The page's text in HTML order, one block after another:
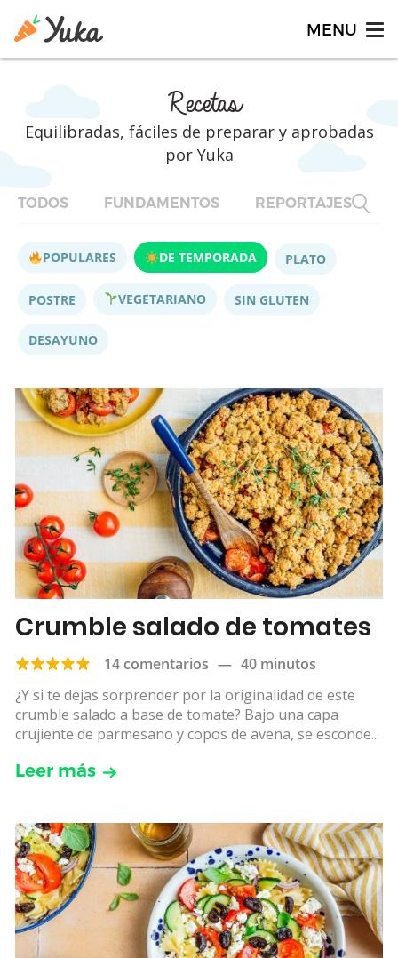
Recetas
Equilibradas, fáciles de preparar y aprobadas
por Yuka
TODOS FUNDAMENTOS REPORTAJES
POPULARES DE TEMPORADA PLATO
POSTRE VEGETARIANO SIN GLUTEN
DESAYUNO
Crumble salado de tomates
14 comentarios — 40 minutos
¿Y si te dejas sorprender por la originalidad de este
crumble salado a base de tomate? Bajo una capa
crujiente de parmesano y copos de avena, se esconde...
Leer más